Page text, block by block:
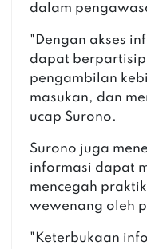
dalam
"Dengan akses
dapat
pengambilan
masukan, dan
ucap Surono.
Surono juga
informasi dapat
mencegah
wewenang oleh
"Keterbukaan